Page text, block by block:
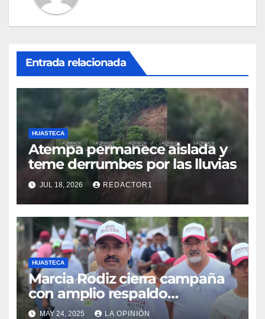
Entrada relacionada
HUASTECA
Atempa permanece aislada y
teme derrumbes por las lluvias
JUL 18, 2026 REDACTOR1
HUASTECA
Marcia Rodiz cierra campaña
con amplio respaldo
ciudadano
MAY 24, 2025 LA OPINIÓN